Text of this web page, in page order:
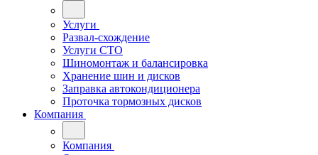
Услуги
Развал-схождение
Услуги СТО
Шиномонтаж и балансировка
Хранение шин и дисков
Заправка автокондиционера
Проточка тормозных дисков
Компания
Компания